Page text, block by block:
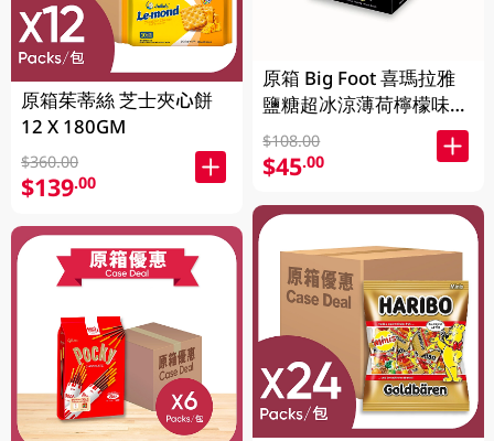
原箱茱蒂絲 芝士夾心餅
12 X 180GM
$360.00
$139.00
原箱 Big Foot 喜瑪拉雅
鹽糖超冰涼薄荷檸檬味
12 X 15GM
$108.00
$45.00